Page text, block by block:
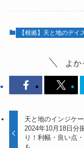
【根拠】天と地のデイ
よ
天と地のインジケ
2024年10月18日分
り！利幅・良い点